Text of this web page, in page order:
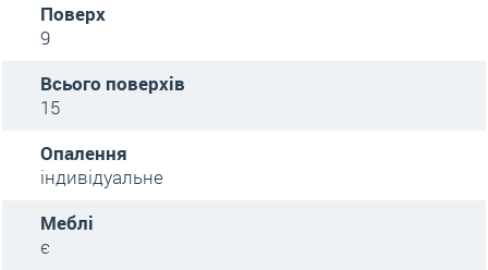
Поверх
9
Всього поверхів
15
Опалення
індивідуальне
Меблі
є